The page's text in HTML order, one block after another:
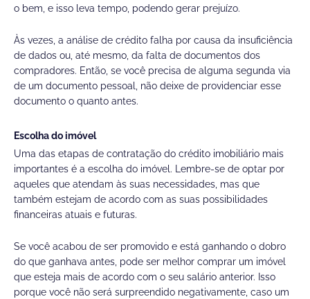
o bem, e isso leva tempo, podendo gerar prejuízo.
Às vezes, a análise de crédito falha por causa da insuficiência
de dados ou, até mesmo, da falta de documentos dos
compradores. Então, se você precisa de alguma segunda via
de um documento pessoal, não deixe de providenciar esse
documento o quanto antes.
Escolha do imóvel
Uma das etapas de contratação do crédito imobiliário mais
importantes é a escolha do imóvel. Lembre-se de optar por
aqueles que atendam às suas necessidades, mas que
também estejam de acordo com as suas possibilidades
financeiras atuais e futuras.
Se você acabou de ser promovido e está ganhando o dobro
do que ganhava antes, pode ser melhor comprar um imóvel
que esteja mais de acordo com o seu salário anterior. Isso
porque você não será surpreendido negativamente, caso um